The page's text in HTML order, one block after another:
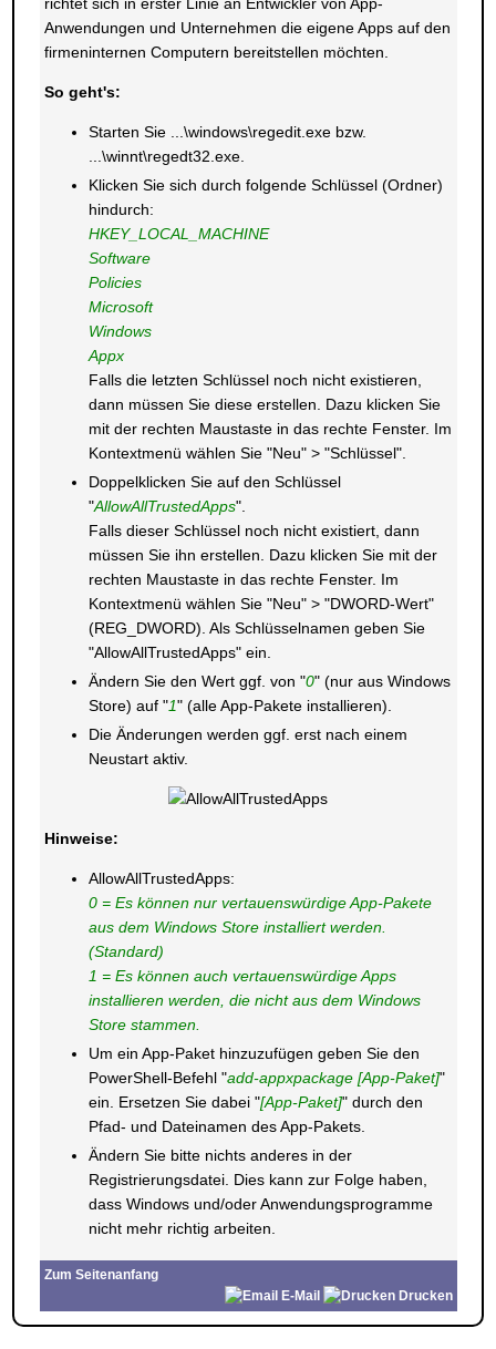
Anwendungen und Unternehmen die eigene Apps auf den
firmeninternen Computern bereitstellen möchten.
So geht's:
Starten Sie ...\windows\regedit.exe bzw.
...\winnt\regedt32.exe.
Klicken Sie sich durch folgende Schlüssel (Ordner)
hindurch:
HKEY_LOCAL_MACHINE
Software
Policies
Microsoft
Windows
Appx
Falls die letzten Schlüssel noch nicht existieren,
dann müssen Sie diese erstellen. Dazu klicken Sie
mit der rechten Maustaste in das rechte Fenster. Im
Kontextmenü wählen Sie "Neu" > "Schlüssel".
Doppelklicken Sie auf den Schlüssel
"AllowAllTrustedApps".
Falls dieser Schlüssel noch nicht existiert, dann
müssen Sie ihn erstellen. Dazu klicken Sie mit der
rechten Maustaste in das rechte Fenster. Im
Kontextmenü wählen Sie "Neu" > "DWORD-Wert"
(REG_DWORD). Als Schlüsselnamen geben Sie
"AllowAllTrustedApps" ein.
Ändern Sie den Wert ggf. von "0" (nur aus Windows
Store) auf "1" (alle App-Pakete installieren).
Die Änderungen werden ggf. erst nach einem
Neustart aktiv.
Hinweise:
AllowAllTrustedApps:
0 = Es können nur vertauenswürdige App-Pakete
aus dem Windows Store installiert werden.
(Standard)
1 = Es können auch vertauenswürdige Apps
installieren werden, die nicht aus dem Windows
Store stammen.
Um ein App-Paket hinzuzufügen geben Sie den
PowerShell-Befehl "add-appxpackage [App-Paket]"
ein. Ersetzen Sie dabei "[App-Paket]" durch den
Pfad- und Dateinamen des App-Pakets.
Ändern Sie bitte nichts anderes in der
Registrierungsdatei. Dies kann zur Folge haben,
dass Windows und/oder Anwendungsprogramme
nicht mehr richtig arbeiten.
Zum Seitenanfang
E-Mail
Drucken